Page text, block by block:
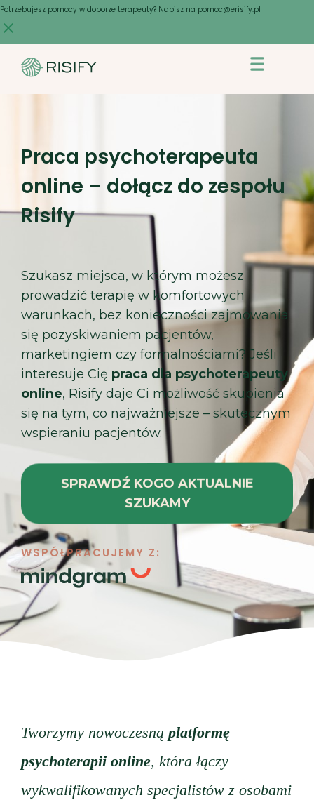
Potrzebujesz pomocy w doborze terapeuty? Napisz na pomoc@erisify.pl
Skip
to
content
Praca psychoterapeuta
online – dołącz do zespołu
Risify
Szukasz miejsca, w którym możesz
prowadzić terapię w komfortowych
warunkach, bez konieczności zajmowania
się pozyskiwaniem pacjentów,
marketingiem czy formalnościami? Jeśli
interesuje Cię praca dla psychoterapeuty
online, Risify daje Ci możliwość skupienia
się na tym, co najważniejsze – skutecznym
wspieraniu pacjentów.
SPRAWDŹ KOGO AKTUALNIE
SZUKAMY
WSPÓŁPRACUJEMY Z:
Tworzymy nowoczesną platformę
psychoterapii online, która łączy
wykwalifikowanych specjalistów z osobami